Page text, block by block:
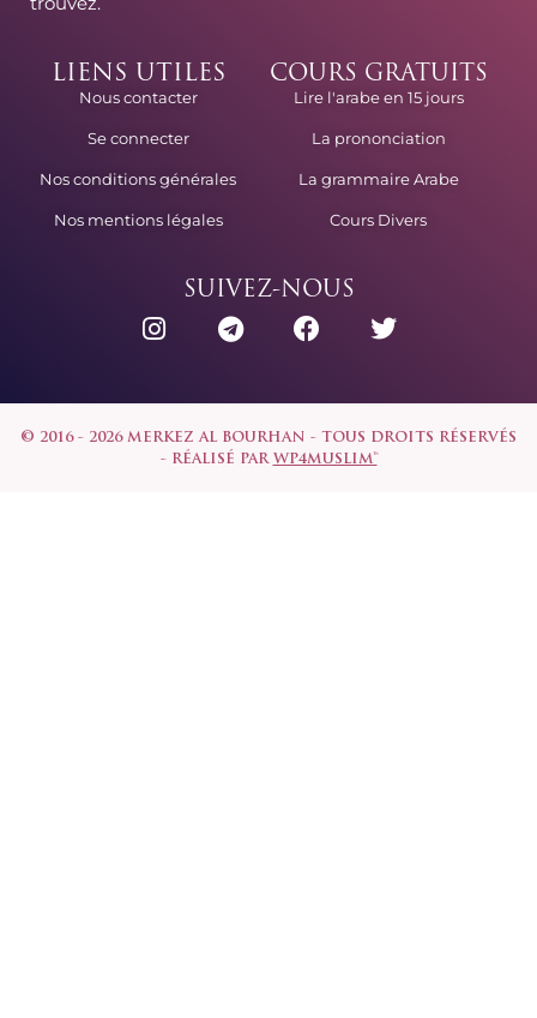
LIENS UTILES
Nous contacter
Se connecter
Nos conditions générales
Nos mentions légales
COURS GRATUITS
Lire l'arabe en 15 jours
La prononciation
La grammaire Arabe
Cours Divers
SUIVEZ-NOUS
© 2016 - 2026 MERKEZ AL BOURHAN - TOUS DROITS RÉSERVÉS
- RÉALISÉ PAR WP4MUSLIM™